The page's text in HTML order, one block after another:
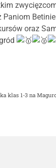
Paniom
oraz
klas 1-3 na